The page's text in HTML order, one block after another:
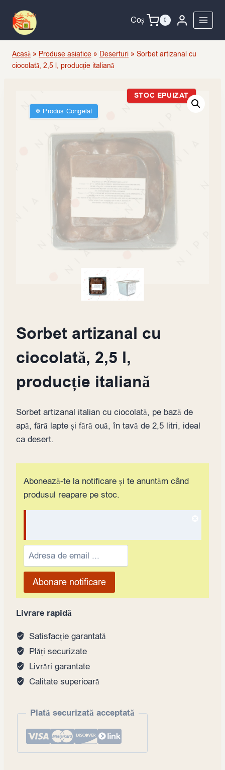
content
Coș 0
Acasă » Produse asiatice » Deserturi » Sorbet artizanal cu
ciocolată, 2,5 l, producție italiană
❄︎ Produs Congelat
STOC EPUIZAT
Sorbet artizanal cu
ciocolată, 2,5 l,
producție italiană
Sorbet artizanal italian cu ciocolată, pe bază de
apă, fără lapte și fără ouă, în tavă de 2,5 litri, ideal
ca desert.
Abonează-te la notificare și te anuntăm când
produsul reapare pe stoc.
Enter
your
email
address
join
the
waitlist
product
Abonare notificare
Livrare rapidă
Satisfacție garantată
Plăți securizate
Livrări garantate
Calitate superioară
Plată securizată acceptată